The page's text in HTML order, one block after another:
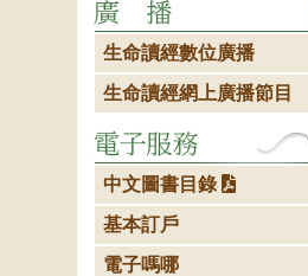
生命讀經數位廣播
生命讀經網上廣播節目
中文圖書目錄
基本訂戶
電子嗎哪